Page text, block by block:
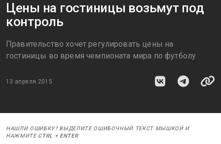
Цены на гостиницы возьмут под
контроль
Правительство хочет регулировать цены на
гостиницы во время чемпионата мира по футболу
13 апреля 2015
НАШЛИ ОШИБКУ? ВЫДЕЛИТЕ ОШИБОЧНЫЙ ТЕКСТ МЫШКОЙ И
НАЖМИТЕ CTRL + ENTER